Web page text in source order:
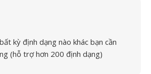
kỳ định dạng nào khác bạn cần
(hỗ trợ hơn 200 định dạng)